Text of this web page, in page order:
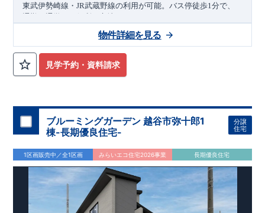
東武伊勢崎線・JR武蔵野線の利用が可能。バス停徒歩1分で、
通勤・通学にも便利な立地です。
生活利便施設が整う暮らしやすい環境
スーパーやコンビニ、医療施設、公園が徒歩圏内に充実。日常
生活が快適に完結する住環境です。
家族の暮らしを支える機能的な住まい
ビルトインガレージや室内物干し、ワイドバルコニーを採用。
アクセス
東武伊勢崎線「新越谷」駅バス 分 バス停 「蒲生東町」 1分
武蔵野線 「南越谷」駅 自転車
ロケーション
・川柳小学校（徒歩11分）
・南中学校（徒歩
分）
・セブンイレブン越谷登戸町店（徒歩5
・さくら薬局越谷蒲生店（徒歩
分）
・蒲生公園（徒歩 7分）
見学予約・資料請求
物件詳細を見る
ブルーミングガーデン 越谷市弥十郎1
棟-長期優良住宅-
分譲
住宅
1区画販売中／全1区画 みらいエコ住宅2026事業 長期優良住宅